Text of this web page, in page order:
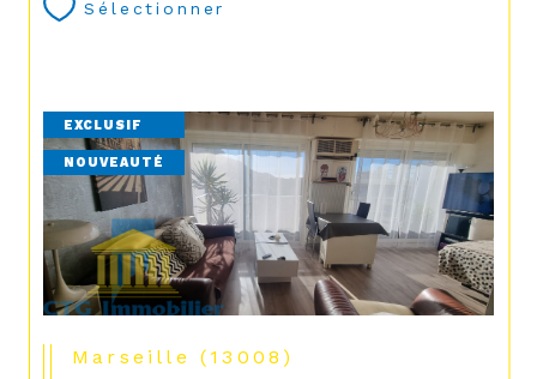
Sélectionner
EXCLUSIF
NOUVEAUTÉ
Marseille (13008)